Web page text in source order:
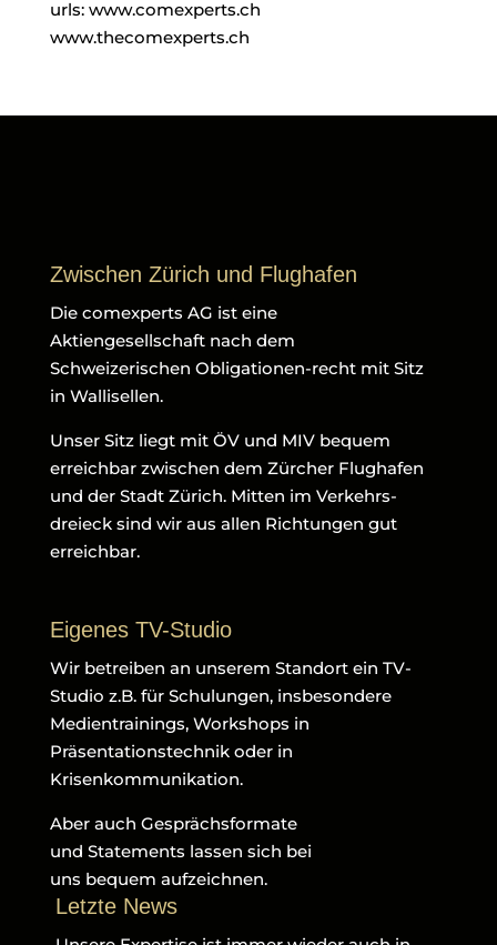
urls: www.comexperts.ch
www.thecomexperts.ch
Zwischen Zürich und Flughafen
Die comexperts AG ist eine
Aktiengesellschaft nach dem
Schweizerischen Obligationen-recht mit Sitz
in Wallisellen.
Unser Sitz liegt mit ÖV und MIV bequem
erreichbar zwischen dem Zürcher Flughafen
und der Stadt Zürich. Mitten im Verkehrs-
dreieck sind wir aus allen Richtungen gut
erreichbar.
Eigenes TV-Studio
Wir betreiben an unserem Standort ein TV-
Studio z.B. für Schulungen, insbesondere
Medientrainings, Workshops in
Präsentationstechnik oder in
Krisenkommunikation.
Aber auch Gesprächsformate
und Statements lassen sich bei
uns bequem aufzeichnen.
Letzte News